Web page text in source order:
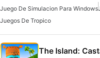
Juego De Simulacion Para Windows
Juegos De Tropico
The Island: